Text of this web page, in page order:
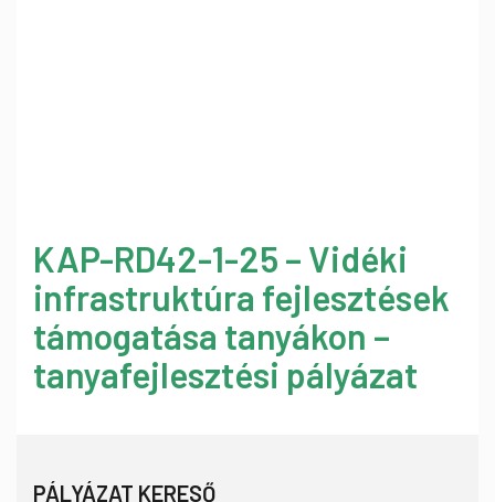
KAP-RD42-1-25 – Vidéki
infrastruktúra fejlesztések
támogatása tanyákon –
tanyafejlesztési pályázat
PÁLYÁZAT KERESŐ